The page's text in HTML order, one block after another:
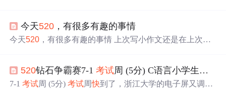
公司平时加班多，这次又没有好好复习，只好考前磨磨枪
了。5月19号，周五，不用加班，真好。回到家6点10左
今天520 ，有很多有趣的事情
今天520 ，有很多有趣的事情 上次写小作文还是在上次，
是还是线上网课的形式，而且，就在昨天，学校正式通知
了意想不到的事情。六月五日前要求所有在校学生放假回
520钻石争霸赛7-1考试周 (5分) C语言小学生解法
7-1考试周 (5分)考试周快到了，浙江大学的电子屏又调皮